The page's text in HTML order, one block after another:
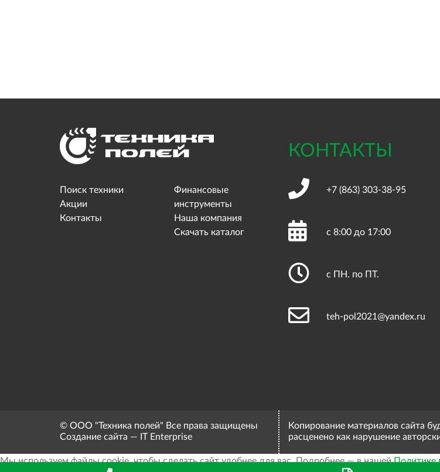
Поиск техники
Акции
Контакты
Финансовые
инструменты
Наша компания
Скачать каталог
КОНТАКТЫ
+7 (863)303-38-95
с 8:00 до 17:00
с ПН. по ПТ.
teh-pol2021@yandex.ru
© ООО "Техника полей" Все права защищены
Создание сайта — IT Enterprise
Копирование материалов сайта
расценено как нарушение
Мы используем файлы cookie, чтобы сделать сайт удобнее для вас. Подробнее — в нашейПолитике